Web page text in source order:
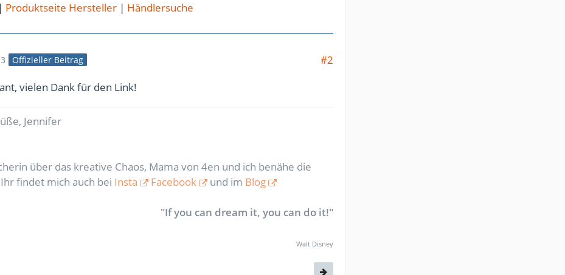
| Produktseite Hersteller| Händlersuche
Offizieller Beitrag
#2
vielen Dank für den Link!
Jennifer
über das kreative Chaos, Mama von 4en und ich benähe die
findet mich auch bei Insta Facebook und im Blog
"If you can dream it, you can do it!"
Walt Disney